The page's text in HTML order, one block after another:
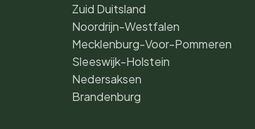
Zuid Duitsland
Noordrijn-Westfalen
Mecklenburg-Voor-Pommeren
Sleeswijk-Holstein
Nedersaksen
Brandenburg